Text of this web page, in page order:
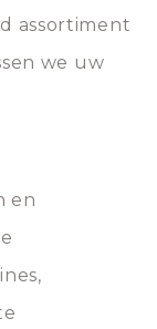
assortiment
we uw
en